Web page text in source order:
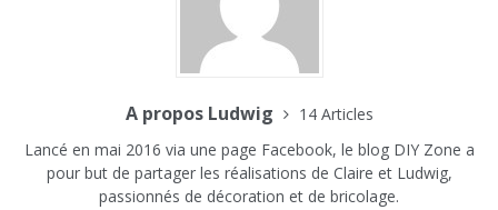
A propos Ludwig
14 Articles
Lancé en mai 2016 via une page Facebook, le blog DIY Zone a
pour but de partager les réalisations de Claire et Ludwig,
passionnés de décoration et de bricolage.